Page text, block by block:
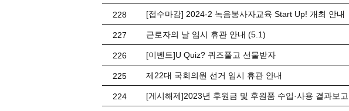
228 [접수마감] 2024-2 녹음봉사자교육 Start Up! 개최 안내
227 근로자의 날 임시 휴관 안내 (5.1)
226 [이벤트]U Quiz? 퀴즈풀고 선물받자
225 제22대 국회의원 선거 임시 휴관 안내
224 [게시해제]2023년 후원금 및 후원품 수입·사용 결과보고